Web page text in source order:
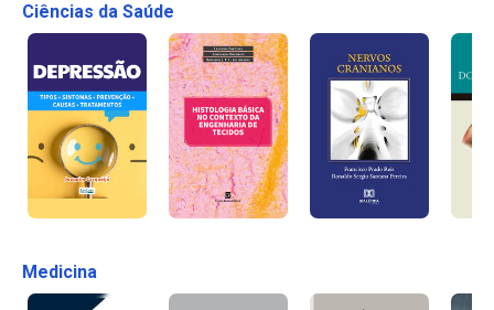
Ciências da Saúde
Medicina